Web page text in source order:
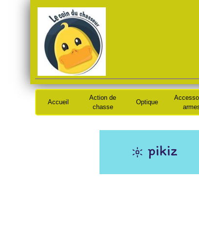
Accueil
Action de
chasse
Optique